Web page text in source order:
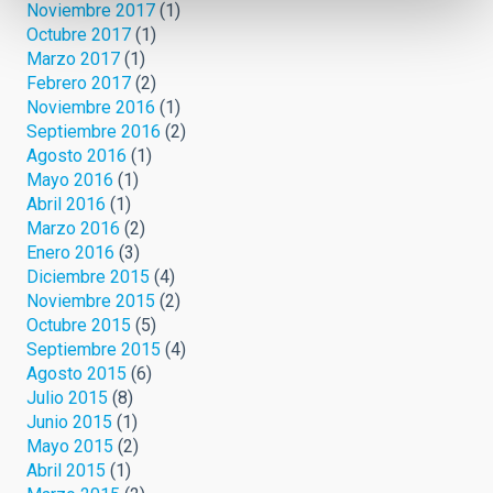
Noviembre 2017 (1)
Octubre 2017 (1)
Marzo 2017 (1)
Febrero 2017 (2)
Noviembre 2016 (1)
Septiembre 2016 (2)
Agosto 2016 (1)
Mayo 2016 (1)
Abril 2016 (1)
Marzo 2016 (2)
Enero 2016 (3)
Diciembre 2015 (4)
Noviembre 2015 (2)
Octubre 2015 (5)
Septiembre 2015 (4)
Agosto 2015 (6)
Julio 2015 (8)
Junio 2015 (1)
Mayo 2015 (2)
Abril 2015 (1)